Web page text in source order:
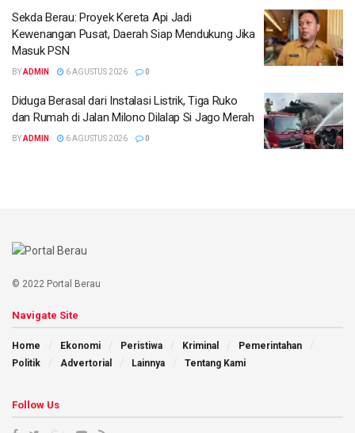
Sekda Berau: Proyek Kereta Api Jadi
Kewenangan Pusat, Daerah Siap Mendukung Jika
Masuk PSN
BYADMIN 6 AGUSTUS 2026 0
Diduga Berasal dari Instalasi Listrik, Tiga Ruko
dan Rumah di Jalan Milono Dilalap Si Jago Merah
BYADMIN 6 AGUSTUS 2026 0
© 2022 Portal Berau
Navigate Site
Home Ekonomi Peristiwa Kriminal
Pemerintahan
Politik
Advertorial Lainnya Tentang Kami
Follow Us